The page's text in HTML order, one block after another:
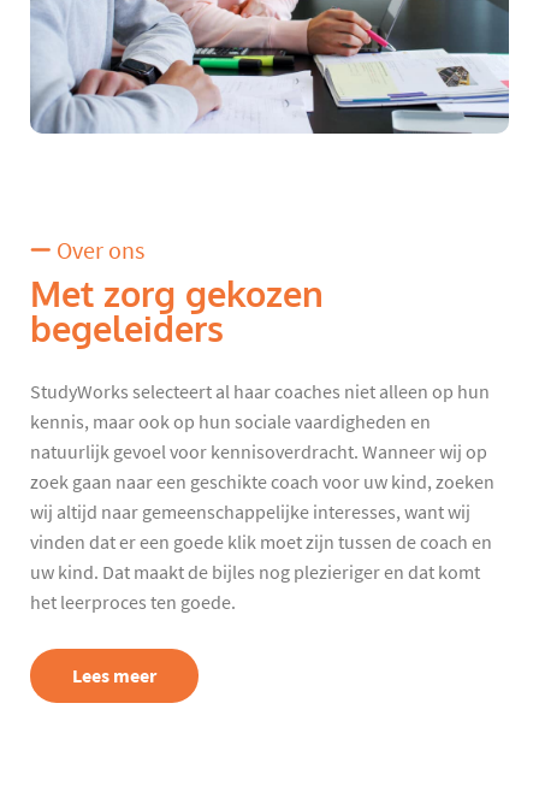
Over ons
Met zorg gekozen
begeleiders
StudyWorks selecteert al haar coaches niet alleen op hun
kennis, maar ook op hun sociale vaardigheden en
natuurlijk gevoel voor kennisoverdracht. Wanneer wij op
zoek gaan naar een geschikte coach voor uw kind, zoeken
wij altijd naar gemeenschappelijke interesses, want wij
vinden dat er een goede klik moet zijn tussen de coach en
uw kind. Dat maakt de bijles nog plezieriger en dat komt
het leerproces ten goede.
Lees meer